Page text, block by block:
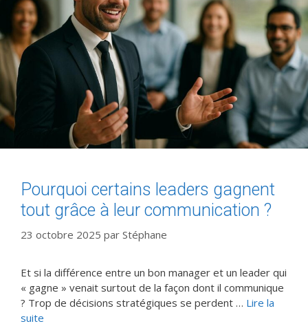
Pourquoi certains leaders gagnent
tout grâce à leur communication ?
23 octobre 2025 par Stéphane
Et si la différence entre un bon manager et un leader qui
« gagne » venait surtout de la façon dont il communique
? Trop de décisions stratégiques se perdent … Lire la
suite